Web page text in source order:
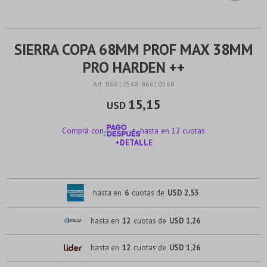
SIERRA COPA 68MM PROF MAX 38MM
PRO HARDEN ++
86610568-86610568
USD 15,15
Comprá con
hasta en 12 cuotas
+DETALLE
hasta en 6 cuotas de USD 2,53
hasta en 12 cuotas de USD 1,26
hasta en 12 cuotas de USD 1,26